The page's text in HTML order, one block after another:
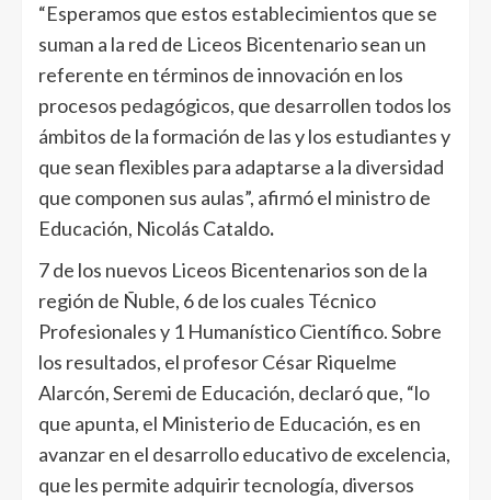
“Esperamos que estos establecimientos que se
suman a la red de Liceos Bicentenario sean un
referente en términos de innovación en los
procesos pedagógicos, que desarrollen todos los
ámbitos de la formación de las y los estudiantes y
que sean flexibles para adaptarse a la diversidad
que componen sus aulas”, afirmó el ministro de
Educación, Nicolás Cataldo.
7 de los nuevos Liceos Bicentenarios son de la
región de Ñuble, 6 de los cuales Técnico
Profesionales y 1 Humanístico Científico. Sobre
los resultados, el profesor César Riquelme
Alarcón, Seremi de Educación, declaró que, “lo
que apunta, el Ministerio de Educación, es en
avanzar en el desarrollo educativo de excelencia,
que les permite adquirir tecnología, diversos